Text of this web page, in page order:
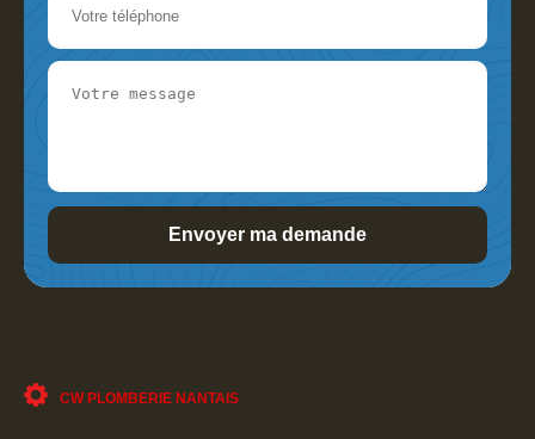
CW PLOMBERIE NANTAIS